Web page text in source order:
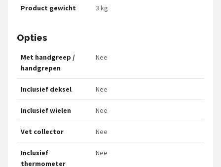
Product gewicht 3 kg
Opties
Met handgreep /
handgrepen
Nee
Inclusief deksel Nee
Inclusief wielen Nee
Vet collector Nee
Inclusief
thermometer
Nee